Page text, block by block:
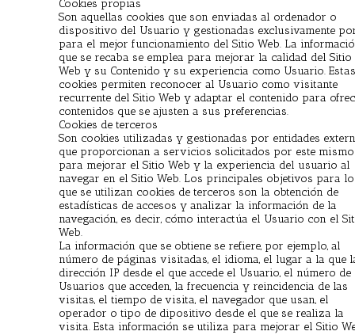
Cookies propias
Son aquellas cookies que son enviadas al ordenador o
dispositivo del Usuario y gestionadas exclusivamente
para el mejor funcionamiento del Sitio Web. La
que se recaba se emplea para mejorar la calidad del Sitio
Web y su Contenido y su experiencia como Usuario.
cookies permiten reconocer al Usuario como visitante
recurrente del Sitio Web y adaptar el contenido para
contenidos que se ajusten a sus preferencias.
Cookies de terceros
Son cookies utilizadas y gestionadas por entidades
que proporcionan a servicios solicitados por este mismo
para mejorar el Sitio Web y la experiencia del usuario al
navegar en el Sitio Web. Los principales objetivos para
que se utilizan cookies de terceros son la obtención de
estadísticas de accesos y analizar la información de la
navegación, es decir, cómo interactúa el Usuario con el
Web.
La información que se obtiene se refiere, por ejemplo, al
número de páginas visitadas, el idioma, el lugar a la que
dirección IP desde el que accede el Usuario, el número de
Usuarios que acceden, la frecuencia y reincidencia de las
visitas, el tiempo de visita, el navegador que usan, el
operador o tipo de dipositivo desde el que se realiza la
visita. Esta información se utiliza para mejorar el Sitio